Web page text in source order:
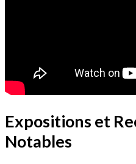
Expositions et
Notables